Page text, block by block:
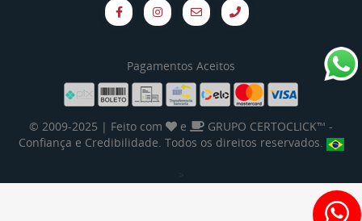
Pagamentos Aceitos
© 2009-2025 | Feito com e GRUPO CERTOCLICK™ -
Confiança e Credibilidade. Todos os direitos reservados.
>